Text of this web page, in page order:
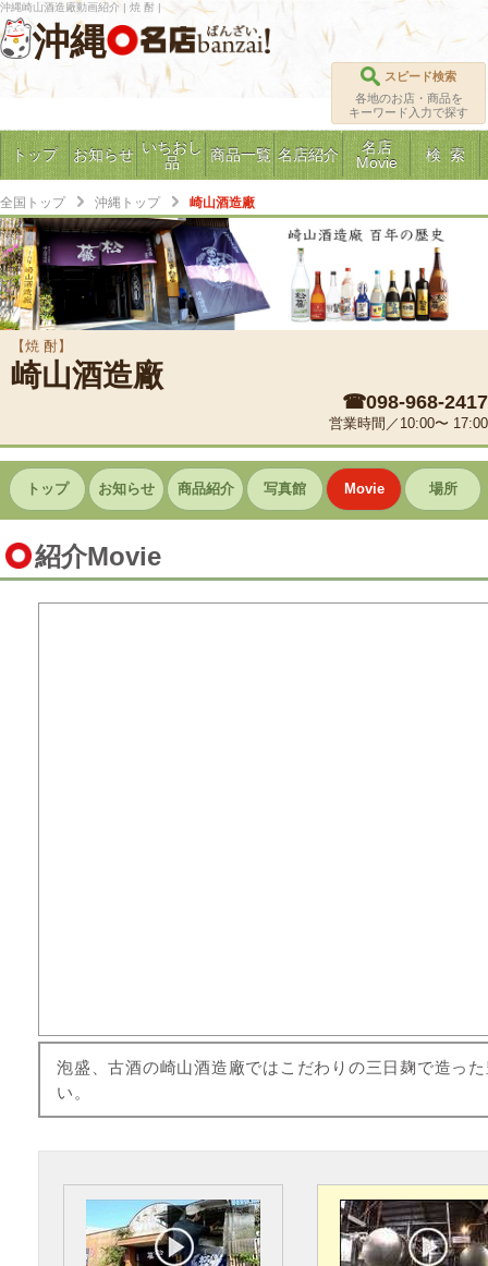
沖縄崎山酒造廠動画紹介 | 焼 酎 |
沖縄
スピード検索
各地のお店・商品を
キーワード入力で探す
トップ お知らせ いちおし
品
商品一覧 名店紹介
名店
Movie
検 索
全国トップ 沖縄トップ 崎山酒造廠
【焼 酎】
崎山酒造廠
☎098-968-2417
営業時間／10:00〜 17:00
トップ お知らせ 商品紹介 写真館 Movie 場所
紹介Movie
泡盛、古酒の崎山酒造廠ではこだわりの三日麹で造っ
い。